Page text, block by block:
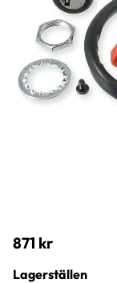
871 kr
Lagerställen